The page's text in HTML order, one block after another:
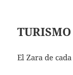
El Zara de